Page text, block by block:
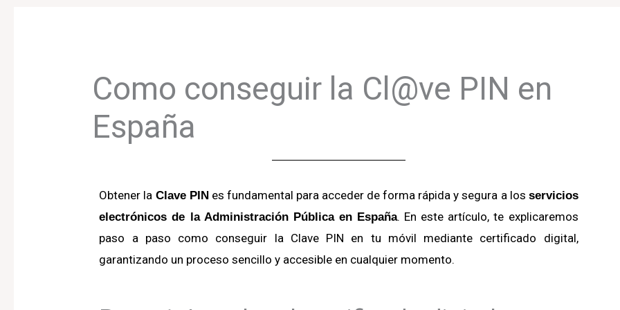
Como conseguir la Cl@ve PIN en
España
Obtener la Clave PIN es fundamental para acceder de forma rápida y segura a los servicios
electrónicos de la Administración Pública en España. En este artículo, te explicaremos
paso a paso como conseguir la Clave PIN en tu móvil mediante certificado digital,
garantizando un proceso sencillo y accesible en cualquier momento.